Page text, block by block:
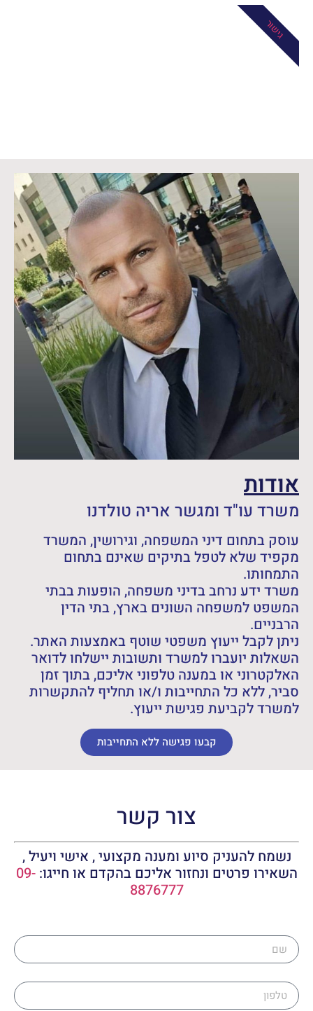
גישור
אודות
משרד עו"ד ומגשר אריה טולדנו
עוסק בתחום דיני המשפחה, וגירושין, המשרד
מקפיד שלא לטפל בתיקים שאינם בתחום
התמחותו.
משרד ידע נרחב בדיני משפחה, הופעות בבתי
המשפט למשפחה השונים בארץ, בתי הדין
הרבניים.
ניתן לקבל ייעוץ משפטי שוטף באמצעות האתר.
השאלות יועברו למשרד ותשובות יישלחו לדואר
האלקטרוני או במענה טלפוני אליכם, בתוך זמן
סביר, ללא כל התחייבות ו/או תחליף להתקשרות
למשרד לקביעת פגישת ייעוץ.
קבעו פגישה ללא התחייבות
צור קשר
נשמח להעניק סיוע ומענה מקצועי , אישי ויעיל ,
השאירו פרטים ונחזור אליכם בהקדם או חייגו:09-
8876777